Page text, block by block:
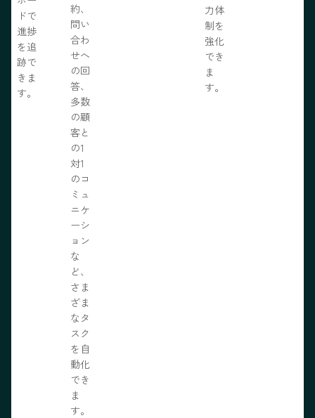
ドで
進捗
を追
跡で
きま
す。
約、
問い
合わ
せへ
の回
答、
多数
の顧
客と
の1
対1
のコ
ミュ
ニケ
ーシ
ョン
な
ど、
さま
ざま
なタ
スク
を自
動化
でき
ま
す。
力体
制を
強化
でき
ま
す。